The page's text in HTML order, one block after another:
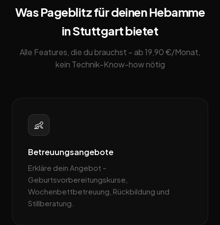
Was Pageblitz für deinen Hebamme
in Stuttgart bietet
Alle Features, die du brauchst – ab 19,90 €/Monat,
kein Technik-Know-how nötig
👶
Betreuungsangebote
Erkläre dein Angebot –
Geburtsvorbereitungskurse,
Wochenbettbetreuung, Rückbildung und
Stillberatung.